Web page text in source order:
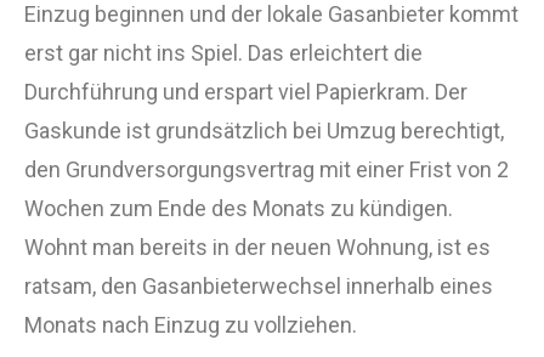
Einzug beginnen und der lokale Gasanbieter kommt
erst gar nicht ins Spiel. Das erleichtert die
Durchführung und erspart viel Papierkram. Der
Gaskunde ist grundsätzlich bei Umzug berechtigt,
den Grundversorgungsvertrag mit einer Frist von 2
Wochen zum Ende des Monats zu kündigen.
Wohnt man bereits in der neuen Wohnung, ist es
ratsam, den Gasanbieterwechsel innerhalb eines
Monats nach Einzug zu vollziehen.